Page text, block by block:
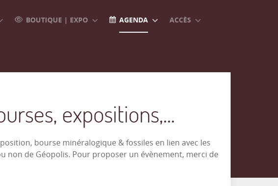
BOUTIQUE | EXPO AGENDA ACCÈS
expositions,...
bourse minéralogique & fossiles en lien avec les
non de Géopolis. Pour proposer un évènement, merci de